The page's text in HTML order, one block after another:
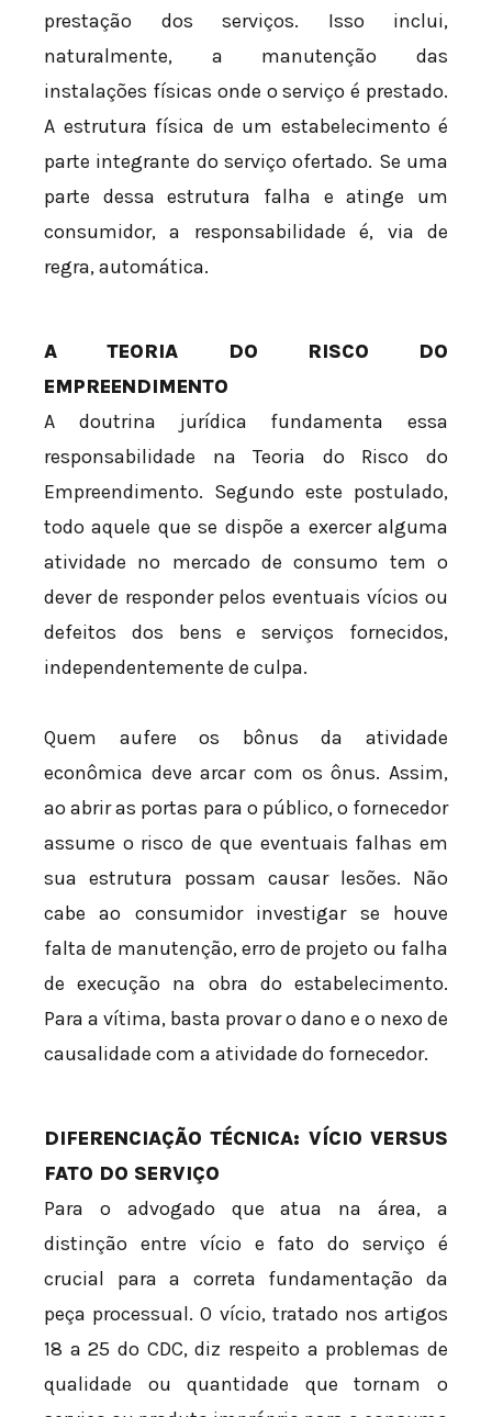
prestação dos serviços. Isso inclui,
naturalmente, a manutenção das
instalações físicas onde o serviço é prestado.
A estrutura física de um estabelecimento é
parte integrante do serviço ofertado. Se uma
parte dessa estrutura falha e atinge um
consumidor, a responsabilidade é, via de
regra, automática.
A TEORIA DO RISCO DO
EMPREENDIMENTO
A doutrina jurídica fundamenta essa
responsabilidade na Teoria do Risco do
Empreendimento. Segundo este postulado,
todo aquele que se dispõe a exercer alguma
atividade no mercado de consumo tem o
dever de responder pelos eventuais vícios ou
defeitos dos bens e serviços fornecidos,
independentemente de culpa.
Quem aufere os bônus da atividade
econômica deve arcar com os ônus. Assim,
ao abrir as portas para o público, o fornecedor
assume o risco de que eventuais falhas em
sua estrutura possam causar lesões. Não
cabe ao consumidor investigar se houve
falta de manutenção, erro de projeto ou falha
de execução na obra do estabelecimento.
Para a vítima, basta provar o dano e o nexo de
causalidade com a atividade do fornecedor.
DIFERENCIAÇÃO TÉCNICA: VÍCIO VERSUS
FATO DO SERVIÇO
Para o advogado que atua na área, a
distinção entre vício e fato do serviço é
crucial para a correta fundamentação da
peça processual. O vício, tratado nos artigos
18 a 25 do CDC, diz respeito a problemas de
qualidade ou quantidade que tornam o